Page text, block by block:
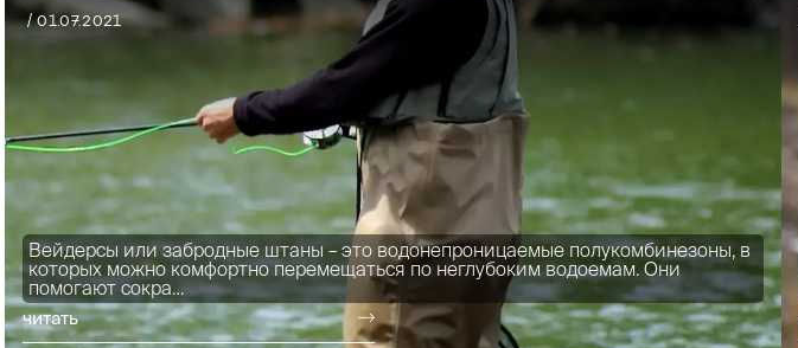
/ 01.07.2021
Вейдерсы или забродные штаны – это водонепроницаемые полукомбинезоны, в
которых можно комфортно перемещаться по неглубоким водоемам. Они
помогают сокра…
читать